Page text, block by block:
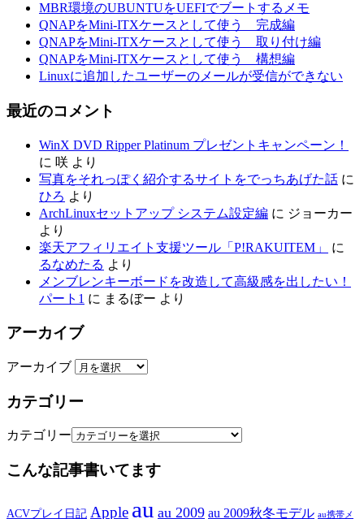
MBR環境のUBUNTUをUEFIでブートするメモ
QNAPをMini-ITXケースとして使う 完成編
QNAPをMini-ITXケースとして使う 取り付け編
QNAPをMini-ITXケースとして使う 構想編
Linuxに追加したユーザーのメールが受信ができない
最近のコメント
WinX DVD Ripper Platinum プレゼントキャンペーン！
に 咲 より
写真をそれっぽく紹介するサイトをでっちあげた話 に
ひろ より
ArchLinuxセットアップ システム設定編 に ジョーカー
より
楽天アフィリエイト支援ツール「P!RAKUITEM」
に
るなめたる より
メンブレンキーボードを改造して高級感を出したい！
パート1 に まるぼー より
アーカイブ
アーカイブ
カテゴリー
カテゴリー
こんな記事書いてます
ACVプレイ日記 Apple au au 2009 au 2009秋冬モデル au携帯メ